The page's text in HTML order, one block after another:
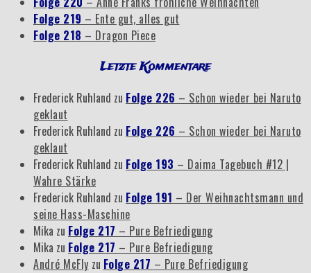
Folge 219 – Ente gut, alles gut
Folge 218 – Dragon Piece
Letzte Kommentare
Frederick Ruhland zu Folge 226 – Schon wieder bei Naruto
geklaut
Frederick Ruhland zu Folge 226 – Schon wieder bei Naruto
geklaut
Frederick Ruhland zu Folge 193 – Daima Tagebuch #12 |
Wahre Stärke
Frederick Ruhland zu Folge 191 – Der Weihnachtsmann und
seine Hass-Maschine
Mika zu Folge 217 – Pure Befriedigung
Mika zu Folge 217 – Pure Befriedigung
André McFly zu Folge 217 – Pure Befriedigung